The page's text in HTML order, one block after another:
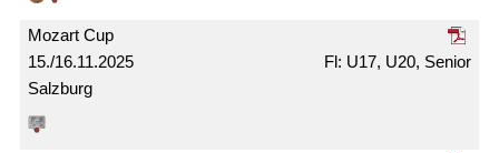
15./16.11.2025
Mozart Cup
Salzburg
U17, U20, Senior